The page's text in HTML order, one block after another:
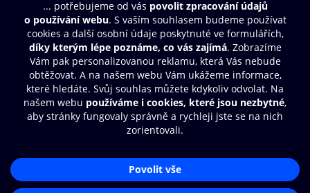
Obsah ke stažení
Moje O2 Knihovna
Další zábava
© O2 Czech Republic a.s.
Přístupnost
Zásady zpracování osobních údajůAplikace O2 Knihovna